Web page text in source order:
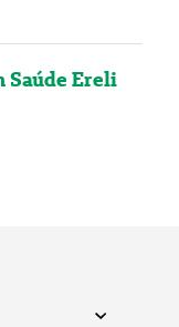
Saúde Ereli